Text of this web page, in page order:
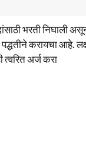
भरती निघाली
करायचा आहे.
अर्ज करा